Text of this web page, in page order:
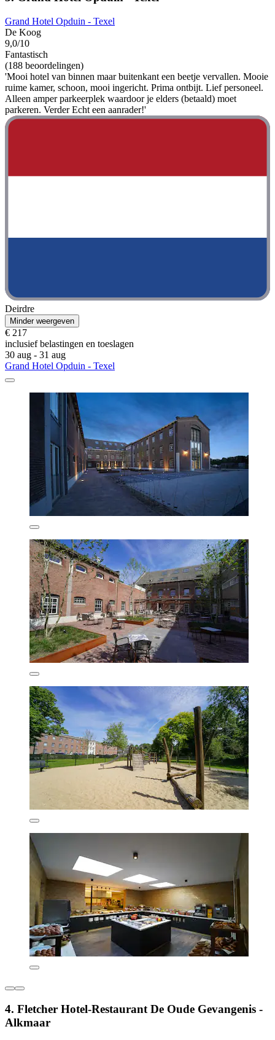
Grand Hotel Opduin - Texel
De Koog
9,0/10
Fantastisch
(188 beoordelingen)
'Mooi hotel van binnen maar buitenkant een beetje vervallen. Mooie
ruime kamer, schoon, mooi ingericht. Prima ontbijt. Lief personeel.
Alleen amper parkeerplek waardoor je elders (betaald) moet
parkeren. Verder Echt een aanrader!'
Deirdre
Minder weergeven
€ 217
inclusief belastingen en toeslagen
30 aug - 31 aug
Grand Hotel Opduin - Texel
4. Fletcher Hotel-Restaurant De Oude Gevangenis -
Alkmaar